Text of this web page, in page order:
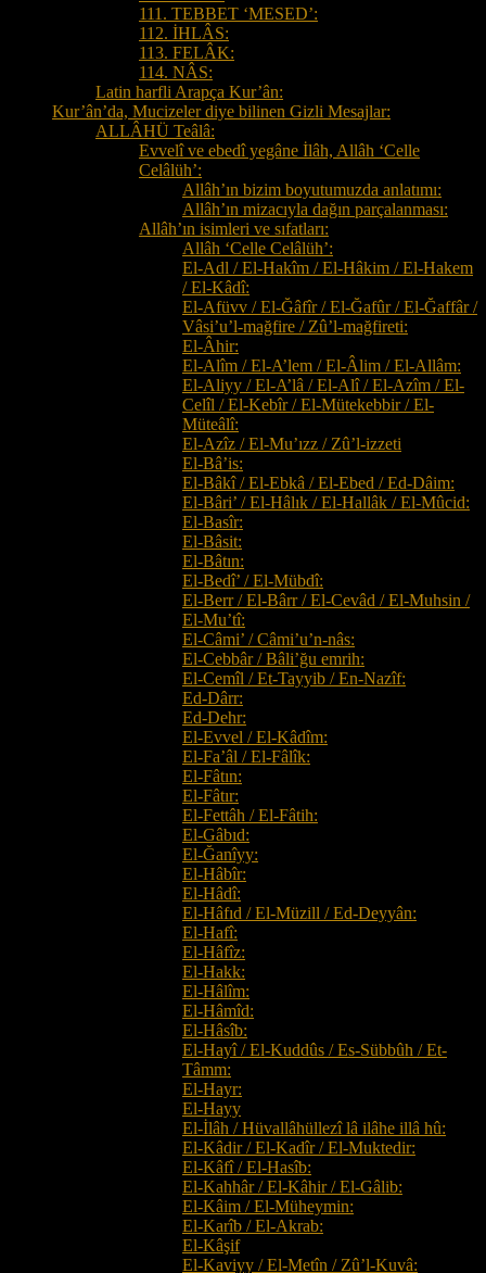
111. TEBBET ‘MESED’:
112. İHLÂS:
113. FELÂK:
114. NÂS:
Latin harfli Arapça Kur’ân:
Kur’ân’da, Mucizeler diye bilinen Gizli Mesajlar:
ALLÂHÜ Teâlâ:
Evvelî ve ebedî yegâne İlâh, Allâh ‘Celle
Celâlüh’:
Allâh’ın bizim boyutumuzda anlatımı:
Allâh’ın mizacıyla dağın parçalanması:
Allâh’ın isimleri ve sıfatları:
Allâh ‘Celle Celâlüh’:
El-Adl / El-Hakîm / El-Hâkim / El-Hakem
/ El-Kâdî:
El-Afüvv / El-Ğâfîr / El-Ğafûr / El-Ğaffâr /
Vâsi’u’l-mağfire / Zû’l-mağfireti:
El-Âhir:
El-Alîm / El-A’lem / El-Âlim / El-Allâm:
El-Aliyy / El-A’lâ / El-Alî / El-Azîm / El-
Celîl / El-Kebîr / El-Mütekebbir / El-
Müteâlî:
El-Azîz / El-Mu’ızz / Zû’l-izzeti
El-Bâ’is:
El-Bâkî / El-Ebkâ / El-Ebed / Ed-Dâim:
El-Bâri’ / El-Hâlık / El-Hallâk / El-Mûcid:
El-Basîr:
El-Bâsit:
El-Bâtın:
El-Bedî’ / El-Mübdî:
El-Berr / El-Bârr / El-Cevâd / El-Muhsin /
El-Mu’tî:
El-Câmi’ / Câmi’u’n-nâs:
El-Cebbâr / Bâli’ğu emrih:
El-Cemîl / Et-Tayyib / En-Nazîf:
Ed-Dârr:
Ed-Dehr:
El-Evvel / El-Kâdîm:
El-Fa’âl / El-Fâlîk:
El-Fâtın:
El-Fâtır:
El-Fettâh / El-Fâtih:
El-Gâbıd:
El-Ğanîyy:
El-Hâbîr:
El-Hâdî:
El-Hâfıd / El-Müzill / Ed-Deyyân:
El-Hafî:
El-Hâfîz:
El-Hakk:
El-Hâlîm:
El-Hâmîd:
El-Hâsîb:
El-Hayî / El-Kuddûs / Es-Sübbûh / Et-
Tâmm:
El-Hayr:
El-Hayy
El-İlâh / Hüvallâhüllezî lâ ilâhe illâ hû:
El-Kâdir / El-Kadîr / El-Muktedir:
El-Kâfî / El-Hasîb:
El-Kahhâr / El-Kâhir / El-Gâlib:
El-Kâim / El-Müheymin:
El-Karîb / El-Akrab:
El-Kâşif
El-Kaviyy / El-Metîn / Zû’l-Kuvâ: